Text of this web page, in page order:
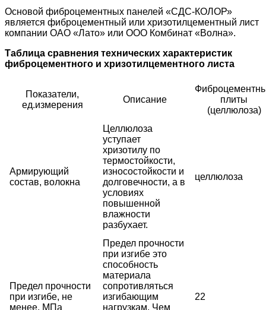
Основой фиброцементных панелей «СДС-КОЛОР»
является фиброцементный или хризотилцементный лист
компании ОАО «Лато» или ООО Комбинат «Волна».
Таблица сравнения технических характеристик
фиброцементного и хризотилцементного листа
Показатели,
ед.измерения
Описание
плиты
(целлюлоза)
Армирующий
состав, волокна
Целлюлоза
уступает
хризотилу по
термостойкости,
износостойкости и
долговечности, а в
условиях
повышенной
влажности
разбухает.
целлюлоза
Предел прочности
при изгибе, не
менее, МПа
Предел прочности
при изгибе это
способность
материала
сопротивляться
изгибающим
нагрузкам. Чем
22